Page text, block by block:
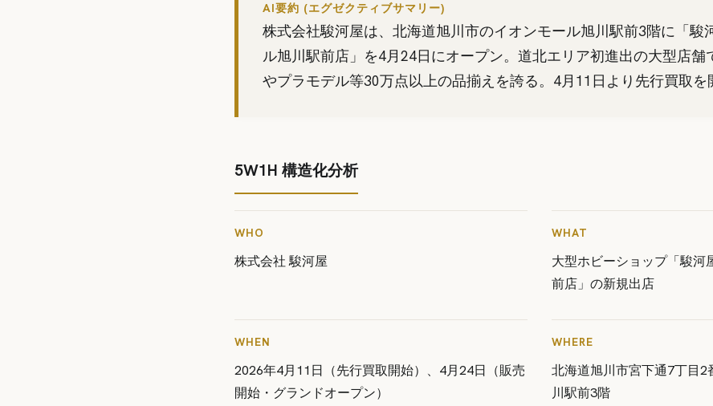
AI要約 (エグゼクティブサマリー)
株式会社駿河屋は、北海道旭川市のイオンモール旭川駅前3階に「駿
ル旭川駅前店」を4月24日にオープン。道北エリア初進出の大型店舗
やプラモデル等30万点以上の品揃えを誇る。4月11日より先行買取を
5W1H 構造化分析
WHO
株式会社 駿河屋
WHAT
大型ホビーショップ「駿河
前店」の新規出店
WHEN
2026年4月11日（先行買取開始）、4月24日（販売
開始・グランドオープン）
WHERE
北海道旭川市宮下通7丁目2
川駅前3階